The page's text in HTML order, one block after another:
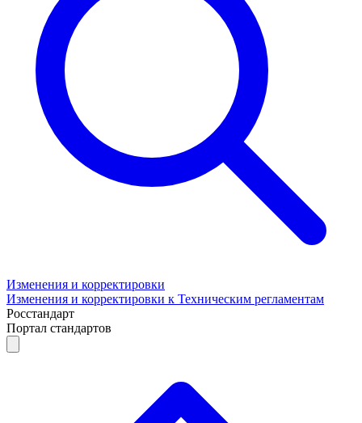
Изменения и корректировки
Изменения и корректировки к Техническим регламентам
Росстандарт
Портал стандартов